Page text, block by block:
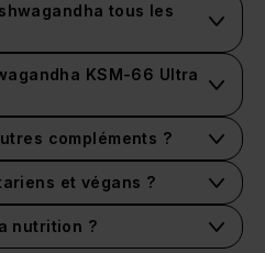
tous les
KSM-66 Ultra
compléments ?
et végans ?
nutrition ?